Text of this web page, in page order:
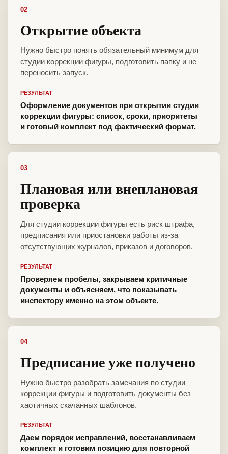
02
Открытие объекта
Нужно быстро понять обязательный минимум для
студии коррекции фигуры, подготовить папку и не
переносить запуск.
РЕЗУЛЬТАТ
Оформление документов при открытии студии
коррекции фигуры: список, сроки, приоритеты
и готовый комплект под фактический формат.
03
Плановая или внеплановая
проверка
Для студии коррекции фигуры есть риск штрафа,
предписания или приостановки работы из-за
отсутствующих журналов, приказов и договоров.
РЕЗУЛЬТАТ
Проверяем пробелы, закрываем критичные
документы и объясняем, что показывать
инспектору именно на этом объекте.
04
Предписание уже получено
Нужно быстро разобрать замечания по студии
коррекции фигуры и подготовить документы без
хаотичных скачанных шаблонов.
РЕЗУЛЬТАТ
Даем порядок исправлений, восстанавливаем
комплект и готовим позицию для повторной